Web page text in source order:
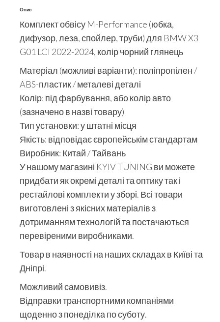
Опис
Комплект обвісу M-Performance (юбка,
дифузор, леза, спойлер, труби) для BMW X3
G01 LCI 2022-2024, колір чорний глянець
Матеріал (можливі варіанти): поліпропілен /
ABS-пластик / металеві деталі
Колір: під фарбування, або колір авто
(зазначено в назві товару)
Тип установки: у штатні місця
Якість: відповідає європейськім стандартам
Виробник: Китай / Тайвань
У нашому магазині KYIV TUNING ви можете
придбати як окремі деталі та оптику так і
рестайлові комплекти у зборі. Всі товари
виготовлені з якісних матеріалів з
дотриманням технологій та постачаються
перевіреними виробниками.
Товар в наявності на наших складах в Київі та
Дніпрі.
Можливий самовивіз.
Відправки транспортними компаніями
щоденно з понеділка по суботу.